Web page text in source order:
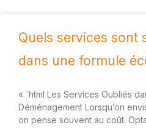
Quels services sont
dans une formule
« `html Les Services Oubliés
Déménagement Lorsqu’on
on pense souvent au coût.